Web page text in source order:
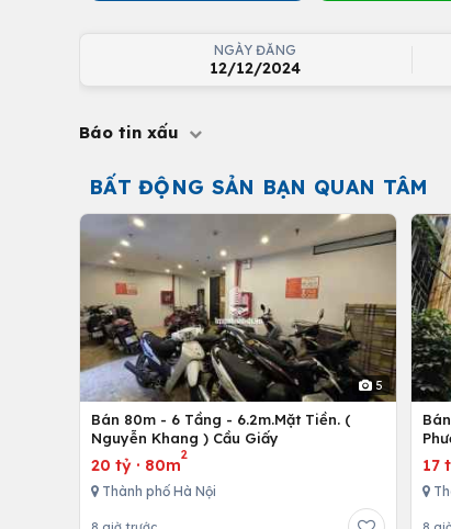
NGÀY ĐĂNG
12/12/2024
Báo tin xấu
BẤT ĐỘNG SẢN BẠN QUAN TÂM
5
Bán 80m - 6 Tầng - 6.2m.Mặt Tiền. (
Nguyễn Khang ) Cầu Giấy
20 tỷ · 80m
2
Thành phố Hà Nội
17